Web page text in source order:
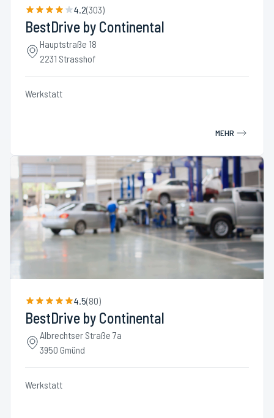
4.2(303)
BestDrive by Continental
Hauptstraße 18
2231 Strasshof
Werkstatt
MEHR
4.5(80)
BestDrive by Continental
Albrechtser Straße 7a
3950 Gmünd
Werkstatt